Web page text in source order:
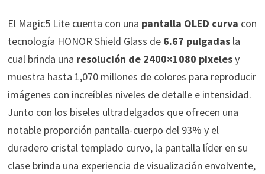
El Magic5 Lite cuenta con una pantalla OLED curva con
tecnología HONOR Shield Glass de 6.67 pulgadasla
cual brinda una resolución de 2400×1080 pixelesy
muestra hasta 1,070 millones de colores para reproducir
imágenes con increíbles niveles de detalle e intensidad.
Junto con los biseles ultradelgados que ofrecen una
notable proporción pantalla-cuerpo del 93% y el
duradero cristal templado curvo, la pantalla líder en su
clase brinda una experiencia de visualización envolvente,